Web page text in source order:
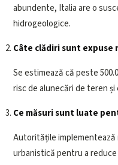
abundente, Italia are o
hidrogeologice.
Câte clădiri sunt expuse
Se estimează că peste
risc de alunecări de teren și
Ce măsuri sunt luate
Autoritățile implementează
urbanistică pentru a